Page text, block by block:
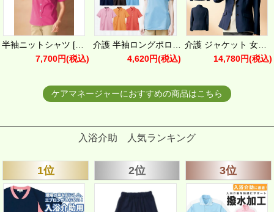
7,700円(税込)
4,620円(税込)
介護 ジャケット 女性用 (BP1001-9/住商モンブラン)
14,780円(税込)
ケアマネージャーにおすすめの商品はこちら
入浴介助 人気ランキング
1位 2位 3位